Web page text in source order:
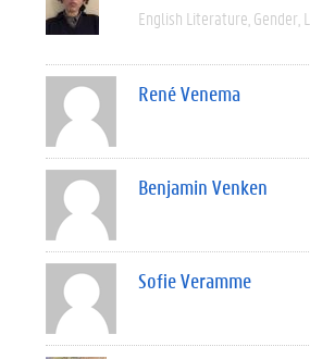
English Literature Gender
René Venema
Benjamin Venken
Sofie Veramme